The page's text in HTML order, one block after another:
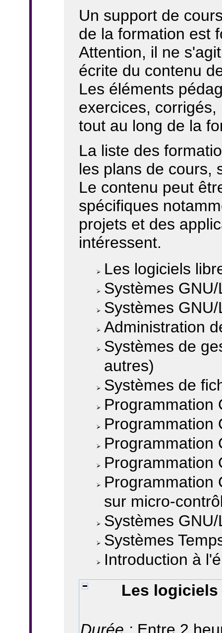
Un support de
de la formation est
Attention, il ne
écrite du contenu
Les éléments
exercices,
tout au long de la
La liste des
les plans de cours,
Le contenu peut
spécifiques
projets et des
intéressent.
Les logiciels
Systèmes
Systèmes
Administration
Systèmes de
autres)
Systèmes de
Programmation
Programmation
Programmation
Programmation
Programmation
sur micro-
Systèmes
Systèmes
Introduction à
Les
Durée : Entre 2